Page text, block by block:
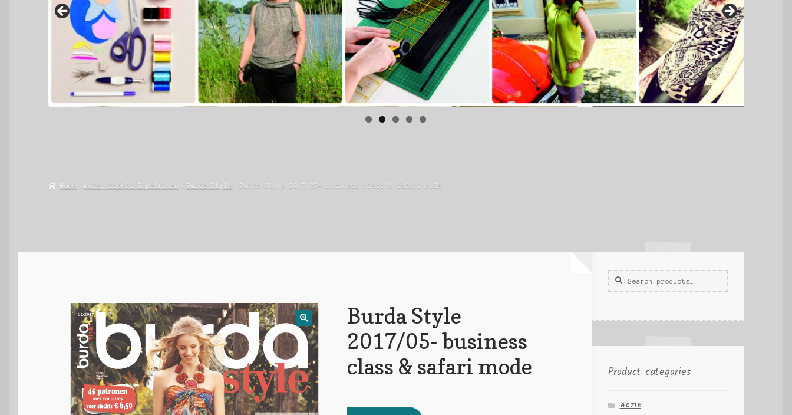
Home mode, trends & patronen Burda Style Burda Style 2017/05- business class & safari mode
🔍
Burda Style
2017/05- business
class & safari mode
Zoeken
voor:
Zoek
Product categories
ACTIE